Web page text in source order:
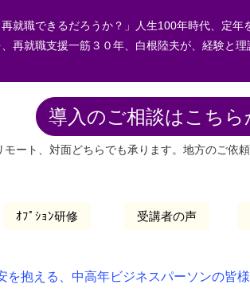
就職できるだろうか？」人生100年時代、定年
再就職支援一筋３０年、白根陸夫が、経験と理
導入のご相談はこちら
モート、対面どちらでも承ります。地方のご依
ｵﾌﾟｼｮﾝ研修 受講者の声
を抱える、中高年ビジネスパーソンの皆